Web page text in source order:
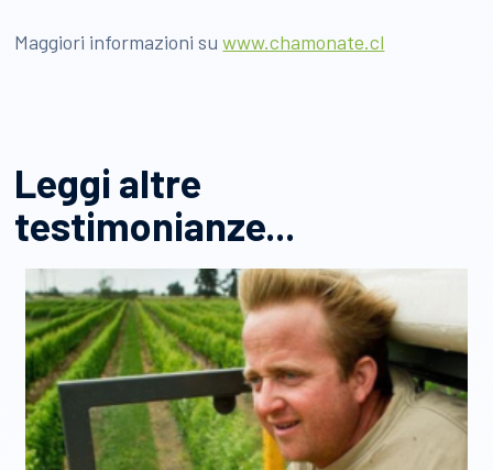
Maggiori informazioni suwww.chamonate.cl
Leggi altre
testimonianze...